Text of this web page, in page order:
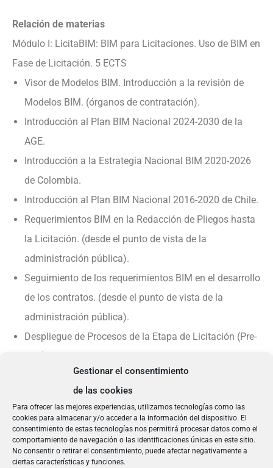
Gestionar el consentimiento
de las cookies
Para ofrecer las mejores experiencias, utilizamos tecnologías como las
cookies para almacenar y/o acceder a la información del dispositivo. El
consentimiento de estas tecnologías nos permitirá procesar datos como el
comportamiento de navegación o las identificaciones únicas en este sitio.
No consentir o retirar el consentimiento, puede afectar negativamente a
ciertas características y funciones.
Relación de materias
Módulo I: LicitaBIM: BIM para Licitaciones. Uso de BIM en
Fase de Licitación. 5 ECTS
Visor de Modelos BIM. Introducción a la revisión de
Modelos BIM. (órganos de contratación).
Introducción al Plan BIM Nacional 2024-2030 de la
AGE.
Introducción a la Estrategia Nacional BIM 2020-2026
de Colombia.
Introducción al Plan BIM Nacional 2016-2020 de Chile.
Requerimientos BIM en la Redacción de Pliegos hasta
la Licitación. (desde el punto de vista de la
administración pública).
Seguimiento de los requerimientos BIM en el desarrollo
de los contratos. (desde el punto de vista de la
administración pública).
Despliegue de Procesos de la Etapa de Licitación (Pre-
Redacción de Memorias y/o Ofertas con Requisitos
BIM. (empresas Licitadoras).
Desarrollo de Licitaciones en BIM: ejemplos y casos
prácticos. (empresas Licitadoras).